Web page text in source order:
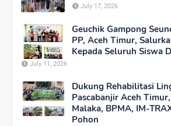
July 17, 2026
Geuchik Gampong
PP, Aceh Timur,
Kepada Seluruh Siswa
July 11, 2026
Dukung Rehabilitasi
Pascabanjir Aceh
Malaka, BPMA, IM-
Pohon